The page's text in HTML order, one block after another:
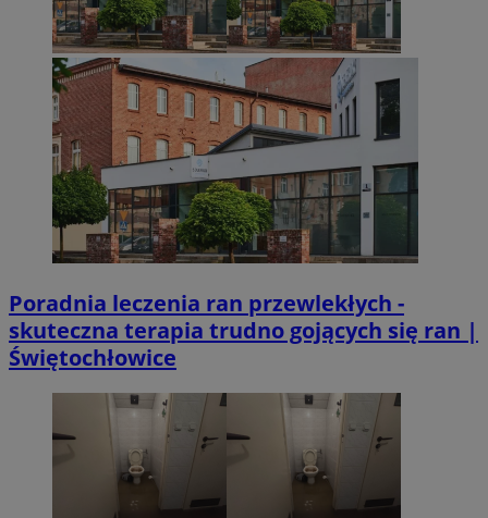
Poradnia leczenia ran przewlekłych -
skuteczna terapia trudno gojących się ran |
Świętochłowice